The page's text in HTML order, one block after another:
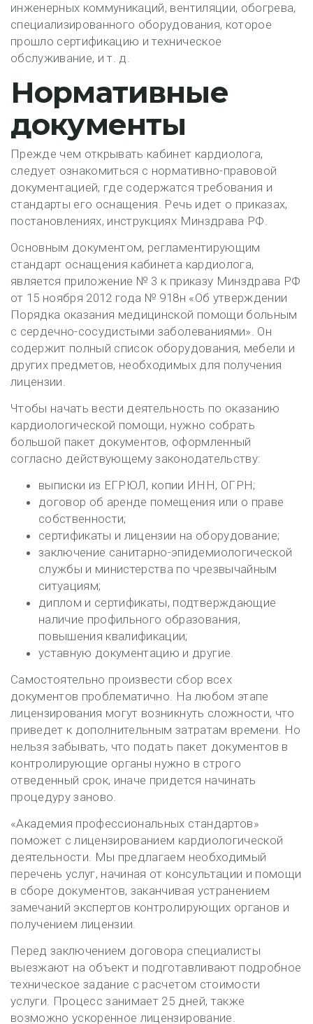
инженерных коммуникаций, вентиляции, обогрева,
специализированного оборудования, которое
прошло сертификацию и техническое
обслуживание, и т. д.
Нормативные
документы
Прежде чем открывать кабинет кардиолога,
следует ознакомиться с нормативно-правовой
документацией, где содержатся требования и
стандарты его оснащения. Речь идет о приказах,
постановлениях, инструкциях Минздрава РФ.
Основным документом, регламентирующим
стандарт оснащения кабинета кардиолога,
является приложение № 3 к приказу Минздрава РФ
от 15 ноября 2012 года № 918н «Об утверждении
Порядка оказания медицинской помощи больным
с сердечно-сосудистыми заболеваниями». Он
содержит полный список оборудования, мебели и
других предметов, необходимых для получения
лицензии.
Чтобы начать вести деятельность по оказанию
кардиологической помощи, нужно собрать
большой пакет документов, оформленный
согласно действующему законодательству:
выписки из ЕГРЮЛ, копии ИНН, ОГРН;
договор об аренде помещения или о праве
собственности;
сертификаты и лицензии на оборудование;
заключение санитарно-эпидемиологической
службы и министерства по чрезвычайным
ситуациям;
диплом и сертификаты, подтверждающие
наличие профильного образования,
повышения квалификации;
уставную документацию и другие.
Самостоятельно произвести сбор всех
документов проблематично. На любом этапе
лицензирования могут возникнуть сложности, что
приведет к дополнительным затратам времени. Но
нельзя забывать, что подать пакет документов в
контролирующие органы нужно в строго
отведенный срок, иначе придется начинать
процедуру заново.
«Академия профессиональных стандартов»
поможет с лицензированием кардиологической
деятельности. Мы предлагаем необходимый
перечень услуг, начиная от консультации и помощи
в сборе документов, заканчивая устранением
замечаний экспертов контролирующих органов и
получением лицензии.
Перед заключением договора специалисты
выезжают на объект и подготавливают подробное
техническое задание с расчетом стоимости
услуги. Процесс занимает 25 дней, также
возможно ускоренное лицензирование.